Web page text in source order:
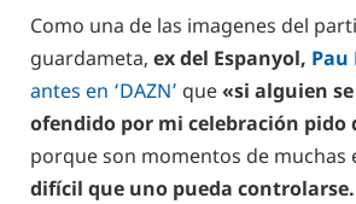
Como una de las imagenes del
guardameta, ex del Espanyol, Pau
antes en ‘DAZN’ que«si alguien
ofendido por mi celebración pido
porque son momentos de muchas
difícil que uno pueda controlarse.